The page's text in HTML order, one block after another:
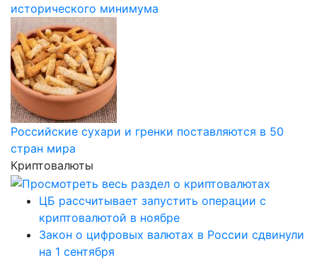
исторического минимума
Российские сухари и гренки поставляются в 50
стран мира
Криптовалюты
ЦБ рассчитывает запустить операции с
криптовалютой в ноябре
Закон о цифровых валютах в России сдвинули
на 1 сентября